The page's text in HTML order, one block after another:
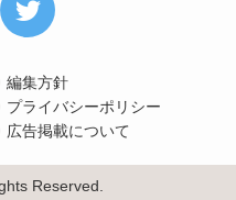
編集方針
プライバシーポリシー
広告掲載について
Reserved.